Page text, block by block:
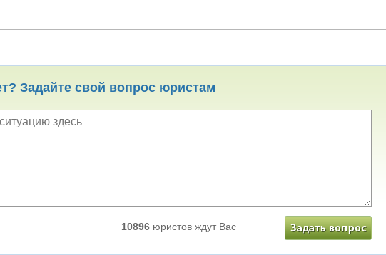
Задайте свой вопрос юристам
10896 юристов ждут Вас